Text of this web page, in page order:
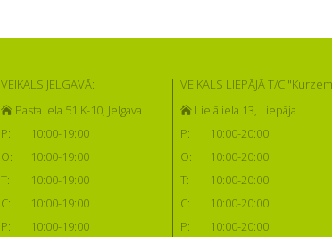
VEIKALS JELGAVĀ:
Pasta iela 51 K-10, Jelgava
P:
10:00-19:00
O:
10:00-19:00
T:
10:00-19:00
C:
10:00-19:00
P:
10:00-19:00
VEIKALS LIEPĀJĀ T/C
Lielā iela 13, Liepāja
P:
10:00-20:00
O:
10:00-20:00
T:
10:00-20:00
C:
10:00-20:00
P:
10:00-20:00